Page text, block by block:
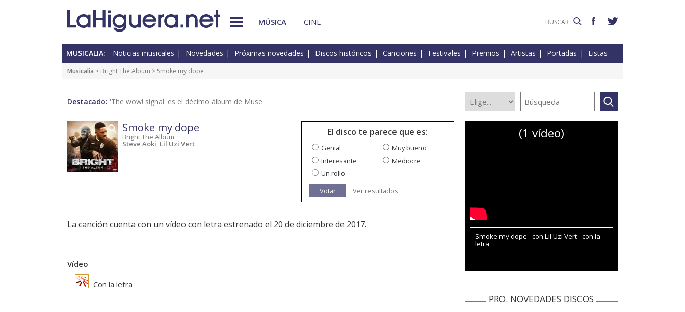
MÚSICA CINE
MUSICALIA: Noticias musicales Novedades Próximas novedades Discos históricos Canciones Festivales Premios Artistas Portadas Listas
Musicalia > Bright The Album > Smoke my dope
Destacado: 'The wow! signal' es el décimo álbum de Muse
Smoke my dope
Bright The Album
Steve Aoki, Lil Uzi Vert
El disco te parece que es:
Genial
Muy bueno
Interesante
Mediocre
Un rollo
Votar
Ver resultados
La canción cuenta con un vídeo con letra estrenado el 20 de diciembre de 2017.
Vídeo
Con la letra
(1 vídeo)
Smoke my dope - con Lil Uzi Vert - con la
letra
PRO. NOVEDADES DISCOS